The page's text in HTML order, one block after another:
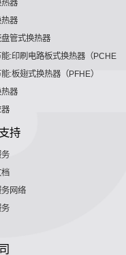
热器
器
管式换热器
:印刷电路板式换热器（PCHE）
:板翅式换热器（PFHE）
器
持
档
网络
务